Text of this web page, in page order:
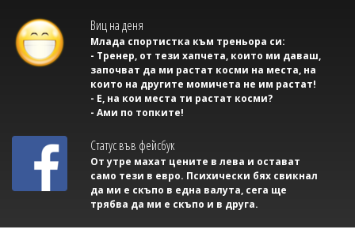
Виц на деня
Млада спортистка към треньора си:
- Тренер, от тези хапчета, които ми даваш,
започват да ми растат косми на места, на
които на другите момичета не им растат!
- Е, на кои места ти растат косми?
- Ами по топките!
Статус във фейсбук
От утре махат цените в лева и остават
само тези в евро. Психически бях свикнал
да ми е скъпо в една валута, сега ще
трябва да ми е скъпо и в друга.